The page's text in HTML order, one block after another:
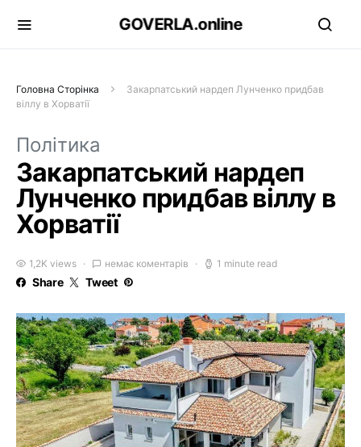
GOVERLA.online
Головна Сторінка
Закарпатський нардеп Лунченко придбав
віллу в Хорватії
Політика
Закарпатський нардеп
Лунченко придбав віллу в
Хорватії
1,2K views немає коментарів 1 minute read
Share Tweet